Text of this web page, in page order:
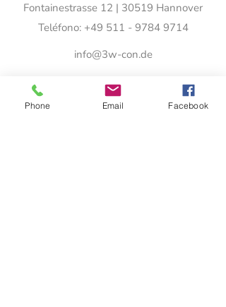
Fontainestrasse 12 | 30519 Hannover
Teléfono: +49 511 - 9784 9714
info@3w-con.de
Phone Email Facebook